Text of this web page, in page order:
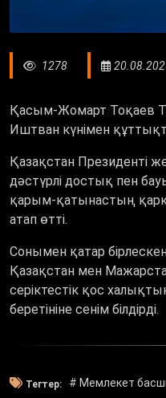
1278
Қасым-Жомарт Тоқаев
Иштван күнімен
Қазақстан Президенті
дәстүрлі достық пен
қарым-қатынастың
атап өтті.
Сонымен қатар
Қазақстан мен
серіктестік қос
беретініне сенім білдірді.
Тегтер: # Мемлекет